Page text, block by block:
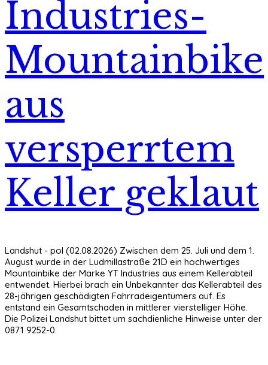
Industries-
Mountainbike
aus
versperrtem
Keller geklaut
Landshut - pol (02.08.2026) Zwischen dem 25. Juli und dem 1.
August wurde in der Ludmillastraße 21D ein hochwertiges
Mountainbike der Marke YT Industries aus einem Kellerabteil
entwendet. Hierbei brach ein Unbekannter das Kellerabteil des
28-jährigen geschädigten Fahrradeigentümers auf. Es
entstand ein Gesamtschaden in mittlerer vierstelliger Höhe.
Die Polizei Landshut bittet um sachdienliche Hinweise unter der
0871 9252-0.